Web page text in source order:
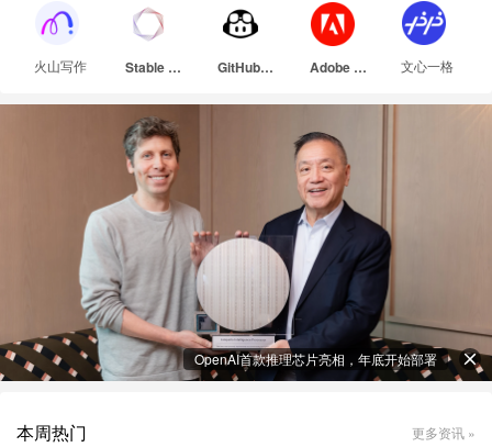
火山写作 Stable Diffusion GitHub Copilot Adobe Firefly 文心一格
OpenAI首款推理芯片亮相，年底开始部署
本周热门 更多资讯 »